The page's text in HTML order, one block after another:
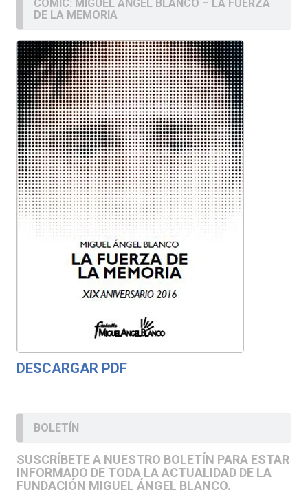
COMIC: MIGUEL ÁNGEL BLANCO – LA FUERZA
DE LA MEMORIA
DESCARGAR PDF
BOLETÍN
SUSCRÍBETE A NUESTRO BOLETÍN PARA ESTAR
INFORMADO DE TODA LA ACTUALIDAD DE LA
FUNDACIÓN MIGUEL ÁNGEL BLANCO.